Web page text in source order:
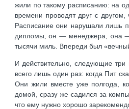
жили по такому расписанию: на
времени проводят друг с
Расписание они нарушали лишь
дипломы, он — менеджера, она —
тысячи миль. Впереди был
И действительно, следующие
всего лишь один раз: когда Пит
Они жили вместе уже полгода,
домой, сразу же садился за
что ему нужно хорошо